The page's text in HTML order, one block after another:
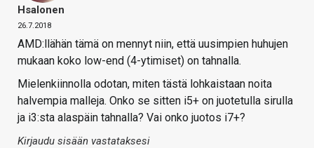
Hsalonen
26.7.2018
AMD:llähän tämä on mennyt niin, että uusimpien huhujen
mukaan koko low-end (4-ytimiset) on tahnalla.
Mielenkiinnolla odotan, miten tästä lohkaistaan noita
halvempia malleja. Onko se sitten i5+ on juotetulla sirulla
ja i3:sta alaspäin tahnalla? Vai onko juotos i7+?
Kirjaudu sisään vastataksesi